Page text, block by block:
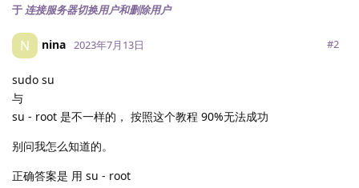
于 连接服务器切换用户和删除用户
N nina 2023年7月13日 #2
sudo su
与
su - root 是不一样的， 按照这个教程 90%无法成功
别问我怎么知道的。
正确答案是 用 su - root